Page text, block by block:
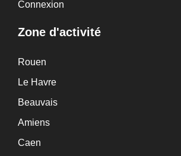
Connexion
Zone d'activité
Rouen
Le Havre
Beauvais
Amiens
Caen